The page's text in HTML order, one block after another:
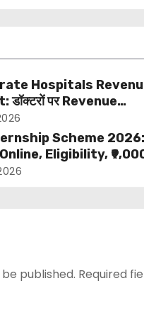
Hospitals
डॉक्टरों पर Revenue
थोपने के खिलाफ DMA
NHRC से Suo Motu जांच
Scheme 2026:
Eligibility,
Benefits, Selection
published. Required